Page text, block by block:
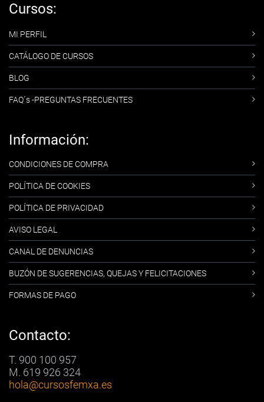
Cursos:
MI PERFIL
CATÁLOGO DE CURSOS
BLOG
FAQ´s -PREGUNTAS FRECUENTES
Información:
CONDICIONES DE COMPRA
POLÍTICA DE COOKIES
POLÍTICA DE PRIVACIDAD
AVISO LEGAL
CANAL DE DENUNCIAS
BUZÓN DE SUGERENCIAS, QUEJAS Y FELICITACIONES
FORMAS DE PAGO
Contacto:
T. 900 100 957
M. 619 926 324
hola@cursosfemxa.es